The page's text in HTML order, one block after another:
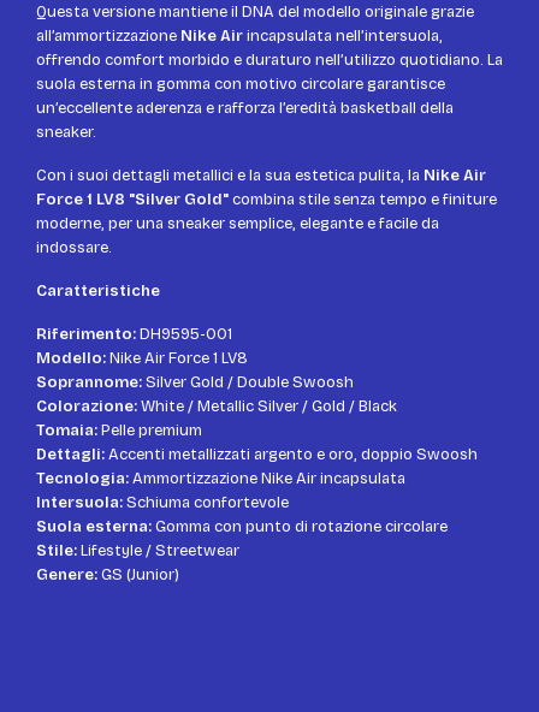
Questa versione mantiene il DNA del modello originale grazie
all’ammortizzazione Nike Airincapsulata nell’intersuola,
offrendo comfort morbido e duraturo nell’utilizzo quotidiano. La
suola esterna in gomma con motivo circolare garantisce
un’eccellente aderenza e rafforza l’eredità basketball della
sneaker.
Con i suoi dettagli metallici e la sua estetica pulita, la Nike Air
Force 1 LV8 "Silver Gold"combina stile senza tempo e finiture
moderne, per una sneaker semplice, elegante e facile da
indossare.
Caratteristiche
Riferimento:DH9595-001
Modello:Nike Air Force 1 LV8
Soprannome:Silver Gold / Double Swoosh
Colorazione:White / Metallic Silver / Gold / Black
Tomaia:Pelle premium
Dettagli:Accenti metallizzati argento e oro, doppio Swoosh
Tecnologia:Ammortizzazione Nike Air incapsulata
Intersuola:Schiuma confortevole
Suola esterna:Gomma con punto di rotazione circolare
Stile:Lifestyle / Streetwear
Genere:GS (Junior)